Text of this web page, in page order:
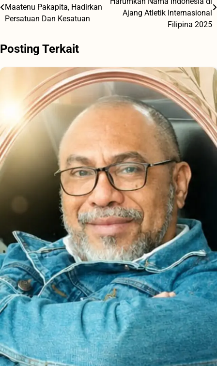
pos
Maatenu Pakapita, Hadirkan
Persatuan Dan Kesatuan
Ajang Atletik Internasional
Filipina 2025
Posting Terkait